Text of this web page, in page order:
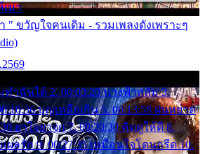
เมา
ขวัญใจคนเดิม - รวมเพลงดังเพราะๆ
ทำฉันได้ 2. 00:03:20 นางฟ้าสลัม 3.
บุญเหลือเกิน 5. 00:13:58 ฝนหยาด
ยาใจยาจก 7. 00:20:30 คิดดูให้ดี 8.
ผลรัก 9. 00:27:35 เหมือนใจโดนกรีด 10.